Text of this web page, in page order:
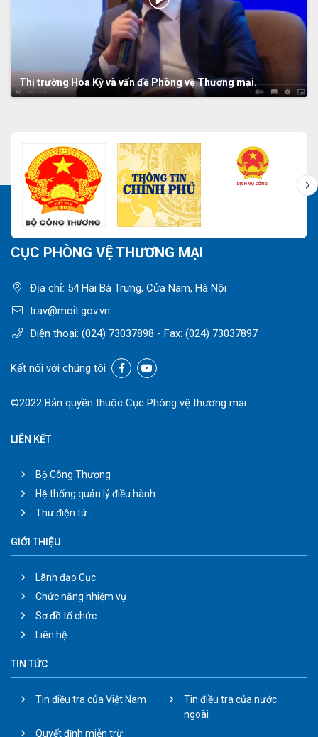
Thị trường Hoa Kỳ và vấn đề Phòng vệ Thương mại.
CỤC PHÒNG VỆ THƯƠNG MẠI
Địa chỉ: 54 Hai Bà Trưng, Cửa Nam, Hà Nội
trav@moit.gov.vn
Điện thoại: (024) 73037898 - Fax: (024) 73037897
Kết nối với chúng tôi
©2022 Bản quyền thuộc Cục Phòng vệ thương mại
LIÊN KẾT
Bộ Công Thương
Hệ thống quản lý điều hành
Thư điện tử
GIỚI THIỆU
Lãnh đạo Cục
Chức năng nhiệm vụ
Sơ đồ tổ chức
Liên hệ
TIN TỨC
Tin điều tra của Việt Nam
Tin điều tra của nước
ngoài
Quyết định miễn trừ